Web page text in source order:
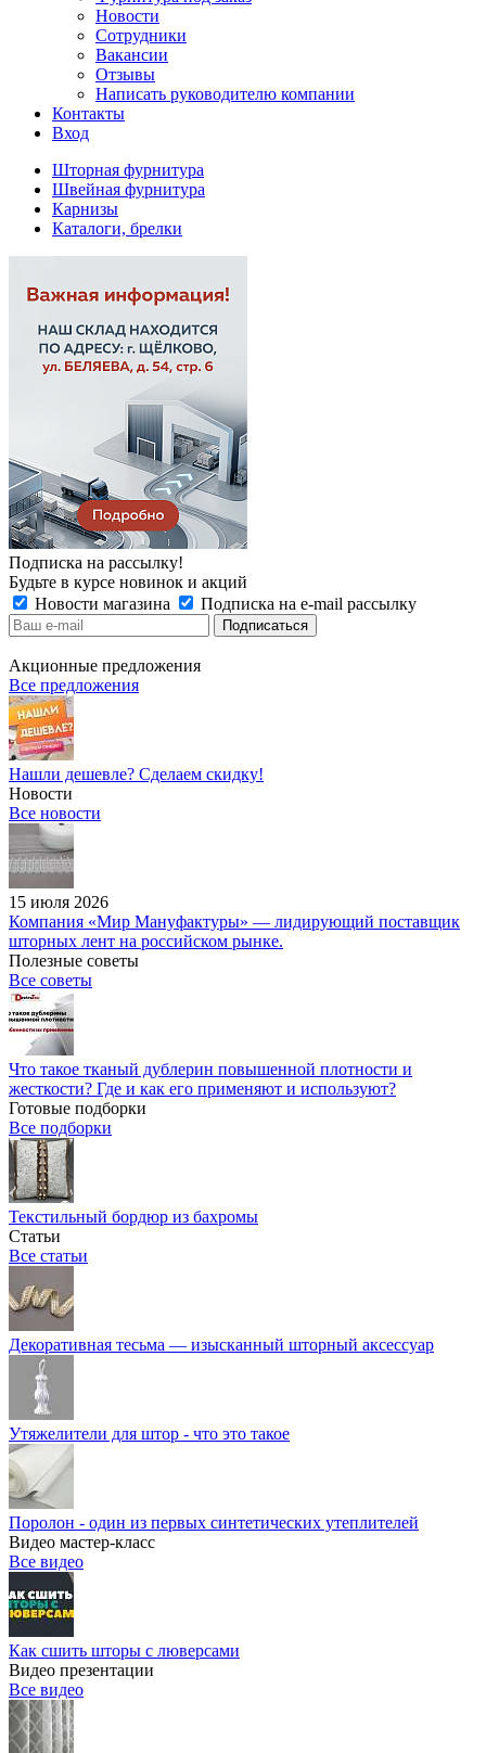
Новости
Сотрудники
Вакансии
Отзывы
Написать руководителю компании
Контакты
Вход
Шторная фурнитура
Швейная фурнитура
Карнизы
Каталоги, брелки
Подписка на рассылку!
Будьте в курсе новинок и акций
Новости магазина
Подписка на e-mail рассылку
Акционные предложения
Все предложения
Нашли дешевле? Сделаем скидку!
Новости
Все новости
15 июля 2026
Компания «Мир Мануфактуры» — лидирующий поставщик
шторных лент на российском рынке.
Полезные советы
Все советы
Что такое тканый дублерин повышенной плотности и
жесткости? Где и как его применяют и используют?
Готовые подборки
Все подборки
Текстильный бордюр из бахромы
Статьи
Все статьи
Декоративная тесьма — изысканный шторный аксессуар
Утяжелители для штор - что это такое
Поролон - один из первых синтетических утеплителей
Видео мастер-класс
Все видео
Как сшить шторы с люверсами
Видео презентации
Все видео